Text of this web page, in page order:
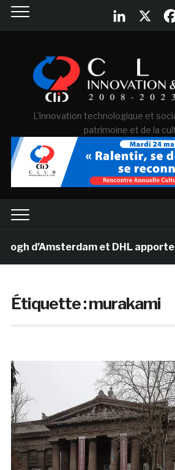
L'innovation technologique et
patrimoine et de la
d’Amsterdam et DHL apportent
Étiquette :murakami